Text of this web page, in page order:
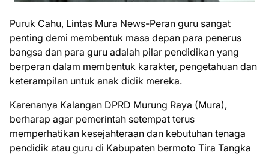
Puruk Cahu, Lintas Mura News-Peran guru sangat
penting demi membentuk masa depan para penerus
bangsa dan para guru adalah pilar pendidikan yang
berperan dalam membentuk karakter, pengetahuan dan
keterampilan untuk anak didik mereka.
Karenanya Kalangan DPRD Murung Raya (Mura),
berharap agar pemerintah setempat terus
memperhatikan kesejahteraan dan kebutuhan tenaga
pendidik atau guru di Kabupaten bermoto Tira Tangka